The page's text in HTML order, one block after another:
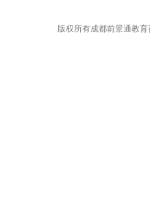
版权所有成都前景通教